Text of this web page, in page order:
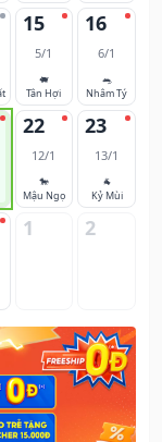
15
5/1
🐖
Tân Hợi
16
6/1
🐀
Nhâm Tý
22
12/1
🐎
Mậu Ngọ
23
13/1
🐐
Kỷ Mùi
1 2